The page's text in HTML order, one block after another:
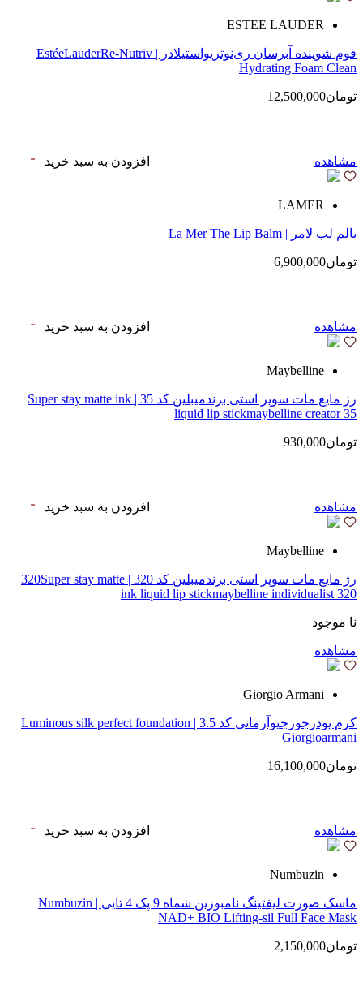
ESTEE LAUDER
فوم شوینده آبرسان ری‌نوتریواستیلادر | EstéeLauderRe-Nutriv
Hydrating Foam Clean
تومان12,500,000
مشاهده افزودن به سبد خرید
LAMER
بالم لب لامر | La Mer The Lip Balm
تومان6,900,000
مشاهده افزودن به سبد خرید
Maybelline
رژ مایع مات سوپر استی‌ برندمیبلین کد 35 | Super stay matte ink
liquid lip stickmaybelline creator 35
تومان930,000
مشاهده افزودن به سبد خرید
Maybelline
رژ مایع مات سوپر استی‌ برندمیبلین کد 320 | 320Super stay matte
ink liquid lip stickmaybelline individualist 320
نا موجود
مشاهده
Giorgio Armani
کرم پودرجورجیوآرمانی کد 3.5 | Luminous silk perfect foundation
Giorgioarmani
تومان16,100,000
مشاهده افزودن به سبد خرید
Numbuzin
ماسک صورت لیفتینگ نامبوزین شماه 9 پک 4 تایی | Numbuzin
NAD+ BIO Lifting-sil Full Face Mask
تومان2,150,000